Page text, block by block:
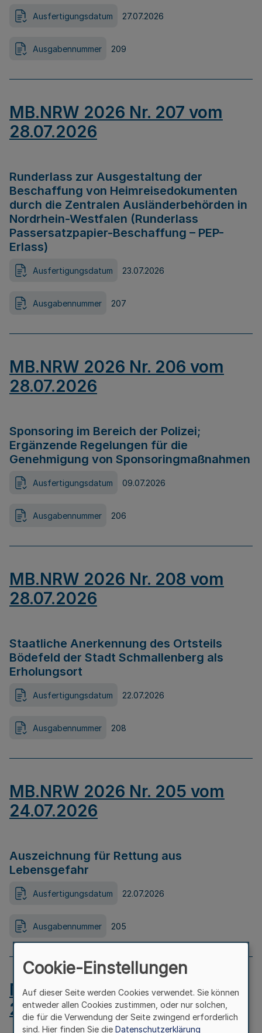
Ausfertigungsdatum 27.07.2026
Ausgabennummer 209
MB.NRW 2026 Nr. 207 vom
28.07.2026
Runderlass zur Ausgestaltung der
Beschaffung von Heimreisedokumenten
durch die Zentralen Ausländerbehörden in
Nordrhein-Westfalen (Runderlass
Passersatzpapier-Beschaffung – PEP-
Erlass)
Ausfertigungsdatum 23.07.2026
Ausgabennummer 207
MB.NRW 2026 Nr. 206 vom
28.07.2026
Sponsoring im Bereich der Polizei;
Ergänzende Regelungen für die
Genehmigung von Sponsoringmaßnahmen
Ausfertigungsdatum 09.07.2026
Ausgabennummer 206
MB.NRW 2026 Nr. 208 vom
28.07.2026
Staatliche Anerkennung des Ortsteils
Bödefeld der Stadt Schmallenberg als
Erholungsort
Ausfertigungsdatum 22.07.2026
Ausgabennummer 208
MB.NRW 2026 Nr. 205 vom
24.07.2026
Auszeichnung für Rettung aus
Lebensgefahr
Ausfertigungsdatum 22.07.2026
Ausgabennummer 205
MB.NRW 2026 Nr. 204 vom
24.07.2026
Cookie-Einstellungen
Auf dieser Seite werden Cookies verwendet. Sie können
entweder allen Cookies zustimmen, oder nur solchen,
die für die Verwendung der Seite zwingend erforderlich
sind. Hier finden Sie die Datenschutzerklärung